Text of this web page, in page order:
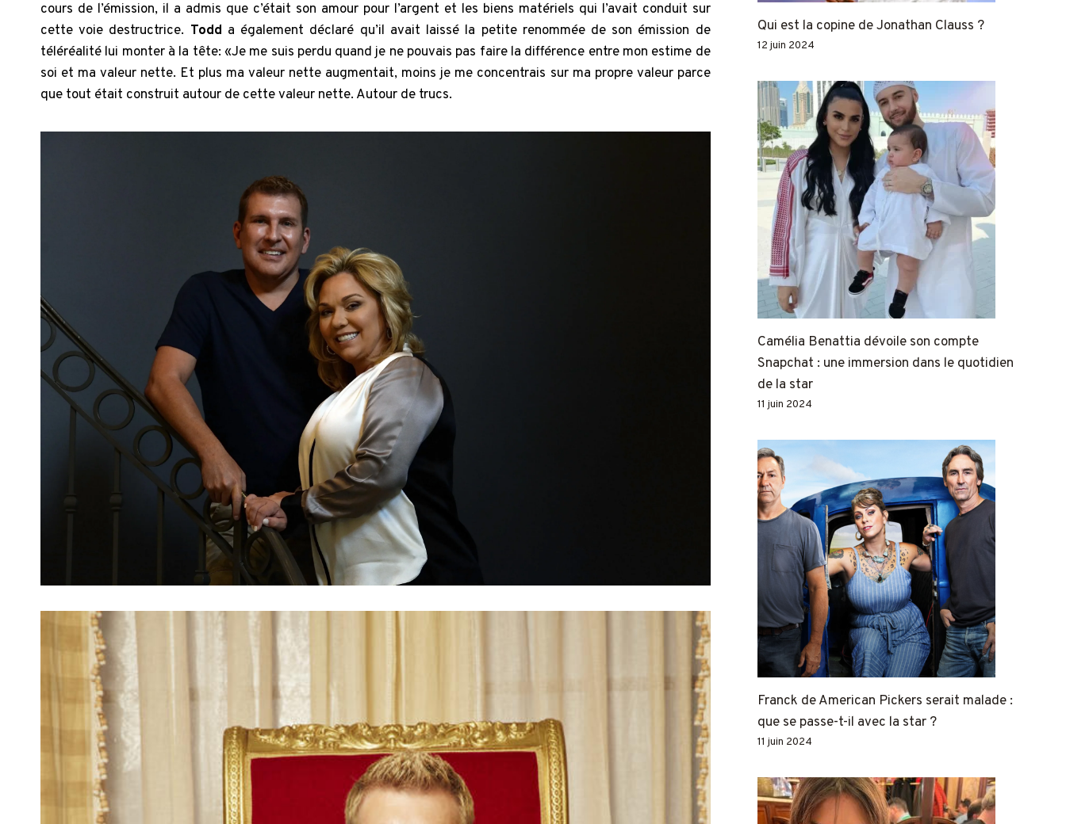
cours de l’émission, il a admis que c’était son amour pour l’argent et les biens matériels qui l’avait conduit sur
cette voie destructrice. Todd a également déclaré qu’il avait laissé la petite renommée de son émission de
téléréalité lui monter à la tête: «Je me suis perdu quand je ne pouvais pas faire la différence entre mon estime de
soi et ma valeur nette. Et plus ma valeur nette augmentait, moins je me concentrais sur ma propre valeur parce
que tout était construit autour de cette valeur nette. Autour de trucs.
Qui est la copine de Jonathan Clauss ?
12 juin 2024
Camélia Benattia dévoile son compte
Snapchat : une immersion dans le quotidien
de la star
11 juin 2024
Franck de American Pickers serait malade :
que se passe-t-il avec la star ?
11 juin 2024